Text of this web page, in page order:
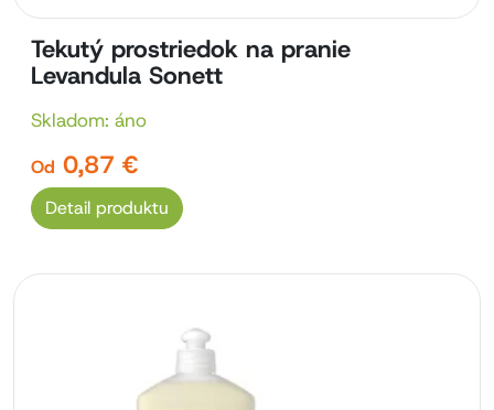
Tekutý prostriedok na pranie
Levandula Sonett
Skladom: áno
Od 0,87 €
Detail produktu